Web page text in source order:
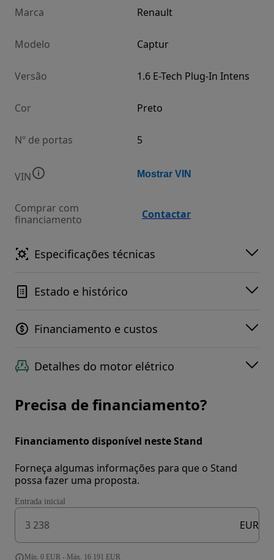
Marca Renault
Modelo Captur
Versão 1.6 E-Tech Plug-In Intens
Cor Preto
Nº de portas 5
VIN Mostrar VIN
Comprar com
financiamento
Contactar
Especificações técnicas
Estado e histórico
Financiamento e custos
Detalhes do motor elétrico
Precisa de financiamento?
Financiamento disponível neste Stand
Forneça algumas informações para que o Stand
possa fazer uma proposta.
Entrada inicial
EUR
Mín. 0 EUR - Máx. 16 191 EUR